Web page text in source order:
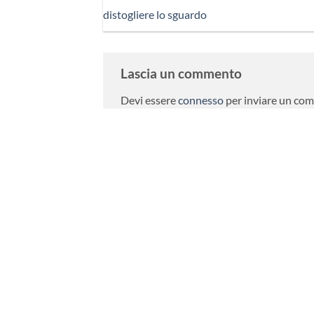
distogliere lo sguardo
Lascia un commento
Devi essereconnesso per inviare un